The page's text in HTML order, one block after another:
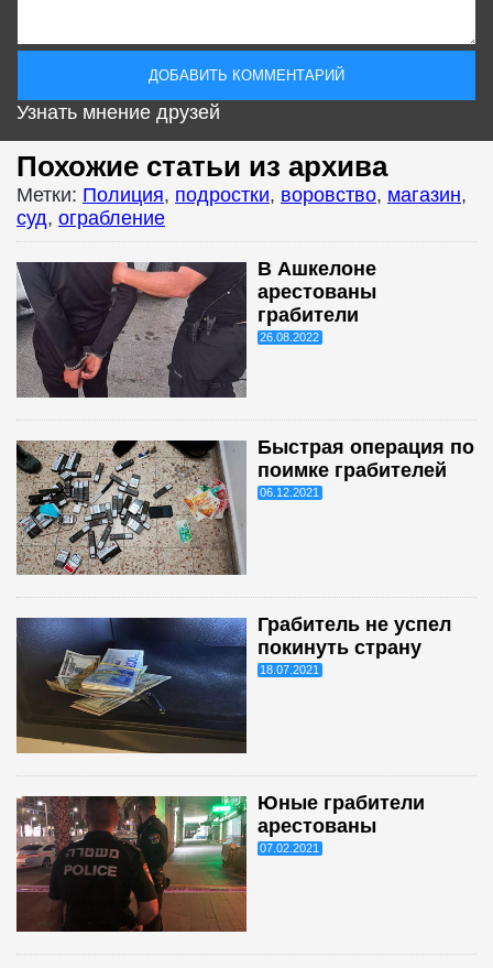
Узнать мнение друзей
Похожие статьи из архива
Метки: Полиция, подростки, воровство, магазин,
суд, ограбление
В Ашкелоне
арестованы
грабители
26.08.2022
Быстрая операция по
поимке грабителей
06.12.2021
Грабитель не успел
покинуть страну
18.07.2021
Юные грабители
арестованы
07.02.2021